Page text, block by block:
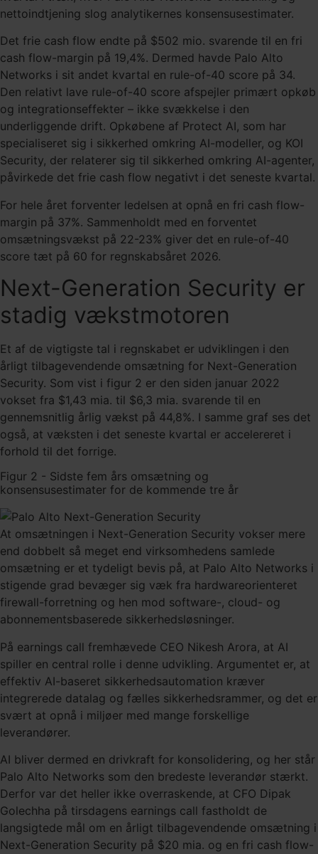
nettoindtjening slog analytikernes konsensusestimater.
Det frie cash flow endte på $502 mio. svarende til en fri
cash flow-margin på 19,4%. Dermed havde Palo Alto
Networks i sit andet kvartal en rule-of-40 score på 34.
Den relativt lave rule-of-40 score afspejler primært opkøb
og integrationseffekter – ikke svækkelse i den
underliggende drift. Opkøbene af Protect AI, som har
specialiseret sig i sikkerhed omkring AI-modeller, og KOI
Security, der relaterer sig til sikkerhed omkring AI-agenter,
påvirkede det frie cash flow negativt i det seneste kvartal.
For hele året forventer ledelsen at opnå en fri cash flow-
margin på 37%. Sammenholdt med en forventet
omsætningsvækst på 22-23% giver det en rule-of-40
score tæt på 60 for regnskabsåret 2026.
Next-Generation Security er
stadig vækstmotoren
Et af de vigtigste tal i regnskabet er udviklingen i den
årligt tilbagevendende omsætning for Next-Generation
Security. Som vist i figur 2 er den siden januar 2022
vokset fra $1,43 mia. til $6,3 mia. svarende til en
gennemsnitlig årlig vækst på 44,8%. I samme graf ses det
også, at væksten i det seneste kvartal er accelereret i
forhold til det forrige.
Figur 2 - Sidste fem års omsætning og
konsensusestimater for de kommende tre år
At omsætningen i Next-Generation Security vokser mere
end dobbelt så meget end virksomhedens samlede
omsætning er et tydeligt bevis på, at Palo Alto Networks i
stigende grad bevæger sig væk fra hardwareorienteret
firewall-forretning og hen mod software-, cloud- og
abonnementsbaserede sikkerhedsløsninger.
På earnings call fremhævede CEO Nikesh Arora, at AI
spiller en central rolle i denne udvikling. Argumentet er, at
effektiv AI-baseret sikkerhedsautomation kræver
integrerede datalag og fælles sikkerhedsrammer, og det er
svært at opnå i miljøer med mange forskellige
leverandører.
AI bliver dermed en drivkraft for konsolidering, og her står
Palo Alto Networks som den bredeste leverandør stærkt.
Derfor var det heller ikke overraskende, at CFO Dipak
Golechha på tirsdagens earnings call fastholdt de
langsigtede mål om en årligt tilbagevendende omsætning i
Next-Generation Security på $20 mia. og en fri cash flow-